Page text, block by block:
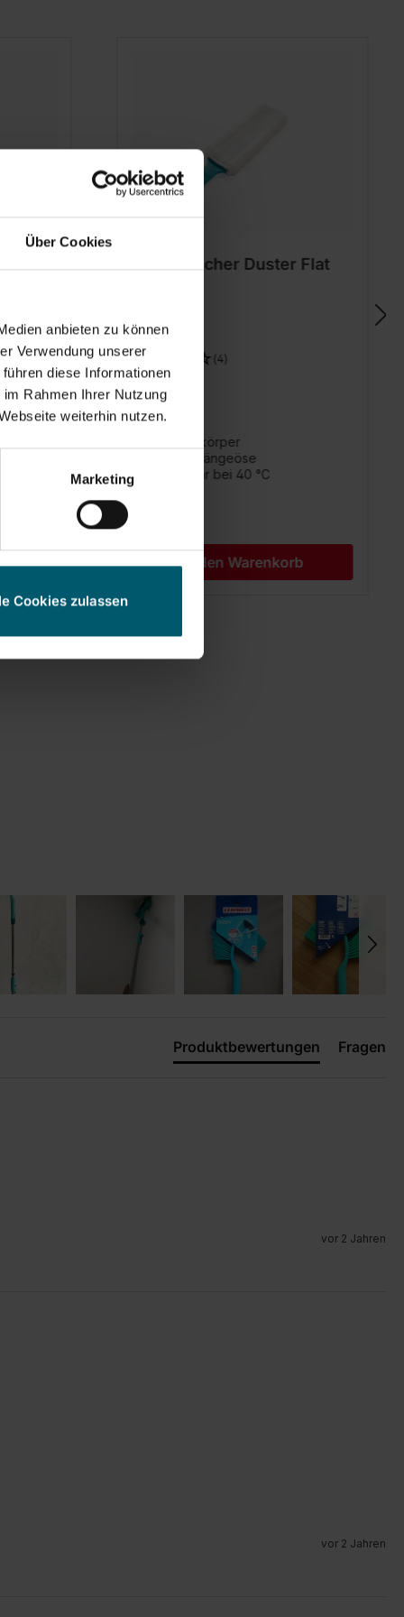
Über Cookies
anbieten zu können
Verwendung unserer
diese Informationen
Rahmen Ihrer Nutzung
weiterhin nutzen.
Marketing
Cookies zulassen
Staubwischer Duster Flat
(4)
€ 8,99
Für Heizkörper
Inkl. Aufhängeöse
Waschbar bei 40 °C
In den Warenkorb
Produktbewertungen Fragen
vor 2 Jahren
vor 2 Jahren